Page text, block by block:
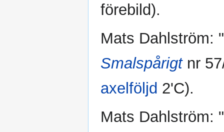
förebild).
Mats Dahlström:
Smalspårigtnr
axelföljd 2'C).
Mats Dahlström: